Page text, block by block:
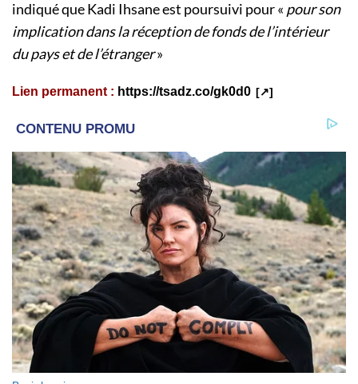
indiqué que Kadi Ihsane est poursuivi pour « pour son
implication dans la réception de fonds de l’intérieur
du pays et de l’étranger»
Lien permanent : https://tsadz.co/gk0d0